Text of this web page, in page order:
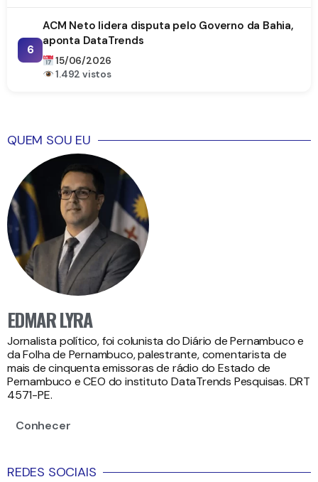
6
ACM Neto lidera disputa pelo Governo da Bahia,
aponta DataTrends
15/06/2026
1.492 vistos
QUEM SOU EU
EDMAR LYRA
Jornalista político, foi colunista do Diário de Pernambuco e
da Folha de Pernambuco, palestrante, comentarista de
mais de cinquenta emissoras de rádio do Estado de
Pernambuco e CEO do instituto DataTrends Pesquisas. DRT
4571-PE.
Conhecer
REDES SOCIAIS